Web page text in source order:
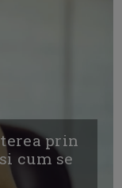
prin
cum se